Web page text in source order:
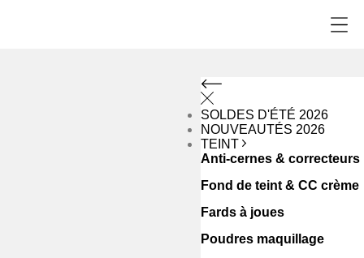
SOLDES D'ÉTÉ 2026
NOUVEAUTÉS 2026
TEINT
Anti-cernes & correcteurs
Fond de teint & CC crème
Fards à joues
Poudres maquillage